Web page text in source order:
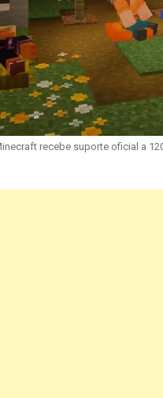
recebe suporte oficial a